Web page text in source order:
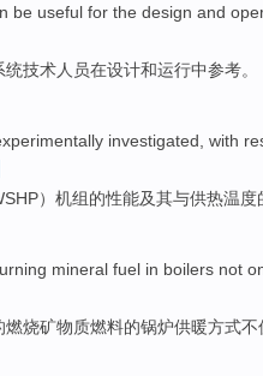
be useful for the design and
统技术人员在设计和运行中参考。
investigated with
）机组的性能及其与供热温度
mineral fuel in boilers not
燃烧矿物质燃料的锅炉供暖方式不